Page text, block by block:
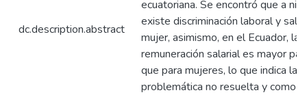
dc.description.abstract
ecuatoriana. Se encontró que a
existe discriminación laboral y
mujer, asimismo, en el Ecuador, la
remuneración salarial es mayor
que para mujeres, lo que indica la
problemática no resuelta y como